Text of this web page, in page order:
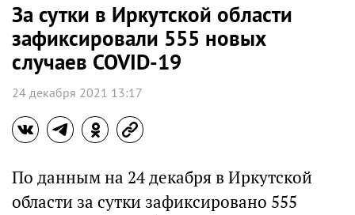
За сутки в Иркутской области
зафиксировали 555 новых
случаев COVID-19
24 декабря 2021 13:17
По данным на 24 декабря в Иркутской
области за сутки зафиксировано 555